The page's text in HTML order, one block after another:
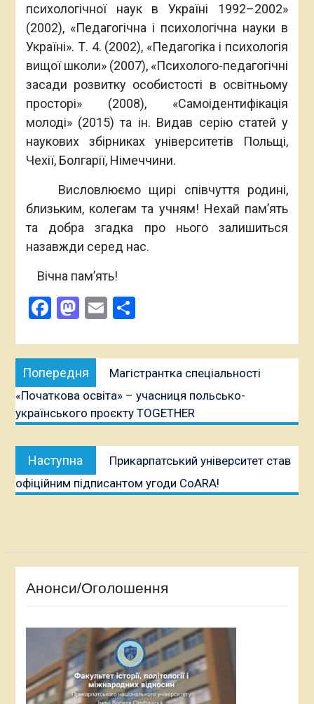
психологічної наук в Україні 1992–2002»
(2002), «Педагогічна і психологічна науки в
Україні». Т. 4. (2002), «Педагогіка і психологія
вищої школи» (2007), «Психолого-педагогічні
засади розвитку особистості в освітньому
просторі» (2008), «Самоідентифікація
молоді» (2015) та ін. Видав серію статей у
наукових збірниках університетів Польщі,
Чехії, Болгарії, Німеччини.
Висловлюємо щирі співчуття родині,
близьким, колегам та учням! Нехай пам’ять
та добра згадка про нього залишиться
назавжди серед нас.
Вічна пам’ять!
Facebook
Mastodon
EmailПоділитися
Навігація
записів
Попередня
публікація:
Магістрантка спеціальності
«Початкова освіта» – учасниця польсько-
українського проєкту TOGETHER
Наступна
публікація:
Прикарпатський університет став
офіційним підписантом угоди CoARA!
Анонси/Оголошення